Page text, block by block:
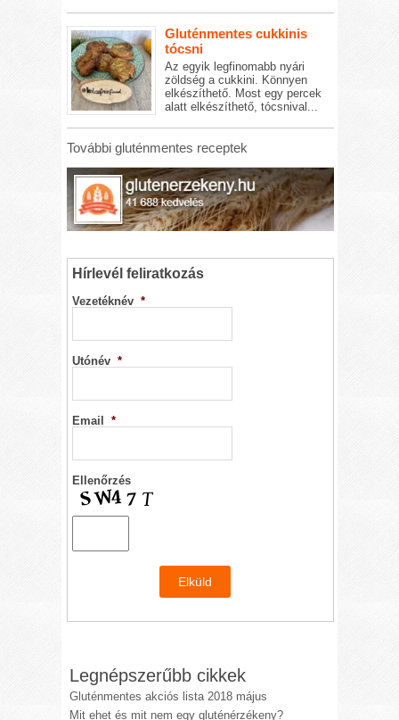
Gluténmentes cukkinis
tócsni
Az egyik legfinomabb nyári
zöldség a cukkini. Könnyen
elkészíthető. Most egy percek
alatt elkészíthető, tócsnival...
További gluténmentes receptek
Hírlevél feliratkozás
Vezetéknév *
Utónév *
Email *
Ellenőrzés
Legnépszerűbb cikkek
Gluténmentes akciós lista 2018 május
Mit ehet és mit nem egy gluténérzékeny?